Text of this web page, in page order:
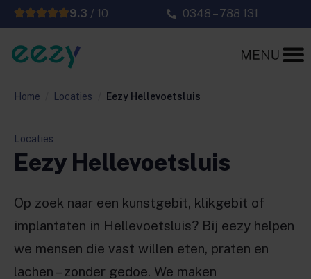
9.3 / 10 0348 – 788 131
Home Locaties Eezy Hellevoetsluis
Locaties
Eezy Hellevoetsluis
Op zoek naar een kunstgebit, klikgebit of
implantaten in Hellevoetsluis? Bij eezy helpen
we mensen die vast willen eten, praten en
lachen – zonder gedoe. We maken